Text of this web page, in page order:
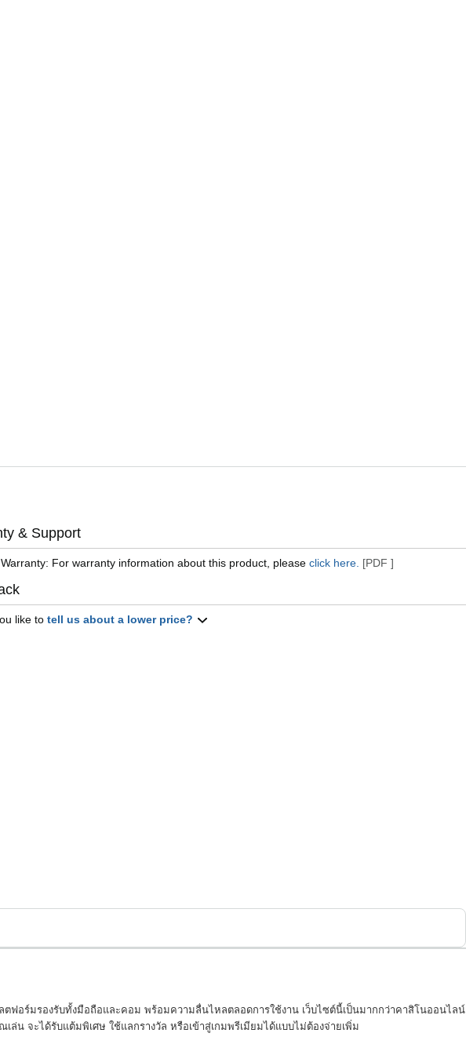
& Support
For warranty information about this product, pleaseclick here. [PDF ]
like totell us about a lower price?
อร์มรองรับทั้งมือถือและคอม พร้อมความลื่นไหลตลอดการใช้งาน เว็บไซต์นี้เป็นมากกว่าคาสิโนออนไลน์
น จะได้รับแต้มพิเศษ ใช้แลกรางวัล หรือเข้าสู่เกมพรีเมียมได้แบบไม่ต้องจ่ายเพิ่ม